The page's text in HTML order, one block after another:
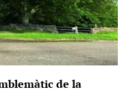
de la